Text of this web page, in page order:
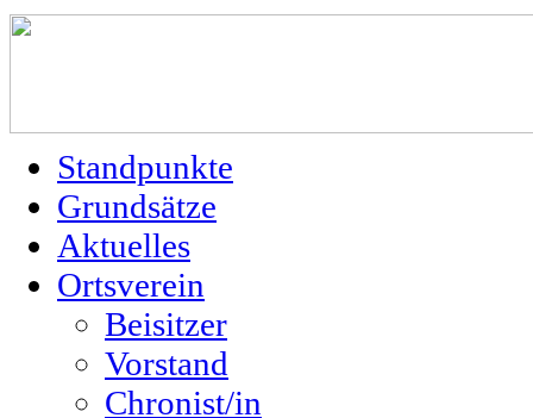
Standpunkte
Grundsätze
Aktuelles
Ortsverein
Beisitzer
Vorstand
Chronist/in